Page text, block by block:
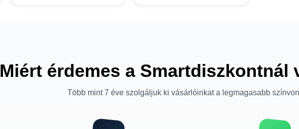
Miért érdemes a Smartdiszkontnál
Több mint 7 éve szolgáljuk ki vásárlóinkat a legmagasabb